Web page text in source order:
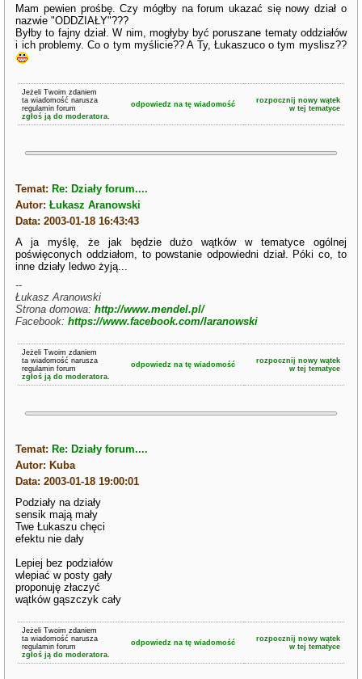
Mam pewien prośbę. Czy mógłby na forum ukazać się nowy dział o
nazwie "ODDZIAŁY"???
Byłby to fajny dział. W nim, mogłyby być poruszane tematy oddziałów
i ich problemy. Co o tym myślicie?? A Ty, Łukaszuco o tym myslisz??
Jeżeli Twoim zdaniem
ta wiadomość narusza
regulamin forum
zgłoś ją do moderatora.
odpowiedz na tę wiadomość
rozpocznij nowy wątek
w tej tematyce
Temat: Re: Działy forum....
Autor:Łukasz Aranowski
Data: 2003-01-18 16:43:43
A ja myślę, że jak będzie dużo wątków w tematyce ogólnej
poświęconych oddziałom, to powstanie odpowiedni dział. Póki co, to
inne działy ledwo żyją...
--
Łukasz Aranowski
Strona domowa:http://www.mendel.pl/
Facebook:https://www.facebook.com/laranowski
Jeżeli Twoim zdaniem
ta wiadomość narusza
regulamin forum
zgłoś ją do moderatora.
odpowiedz na tę wiadomość
rozpocznij nowy wątek
w tej tematyce
Temat: Re: Działy forum....
Autor: Kuba
Data: 2003-01-18 19:00:01
Podziały na działy
sensik mają mały
Twe Łukaszu chęci
efektu nie dały
Lepiej bez podziałów
wlepiać w posty gały
proponuję złaczyć
wątków gąszczyk cały
Jeżeli Twoim zdaniem
ta wiadomość narusza
regulamin forum
zgłoś ją do moderatora.
odpowiedz na tę wiadomość
rozpocznij nowy wątek
w tej tematyce